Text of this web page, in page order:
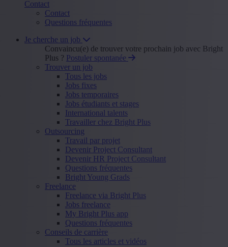
Contact
Contact
Questions fréquentes
Je cherche un job
Convaincu(e) de trouver votre prochain job avec Bright
Plus ? Postuler spontanée
Trouver un job
Tous les jobs
Jobs fixes
Jobs temporaires
Jobs étudiants et stages
International talents
Travailler chez Bright Plus
Outsourcing
Travail par projet
Devenir Project Consultant
Devenir HR Project Consultant
Questions fréquentes
Bright Young Grads
Freelance
Freelance via Bright Plus
Jobs freelance
My Bright Plus app
Questions fréquentes
Conseils de carrière
Tous les articles et vidéos